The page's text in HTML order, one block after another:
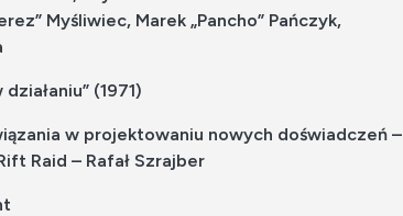
Myśliwiec, Marek „Pancho” Pańczyk,
(1971)
w projektowaniu nowych doświadczeń –
Raid – Rafał Szrajber